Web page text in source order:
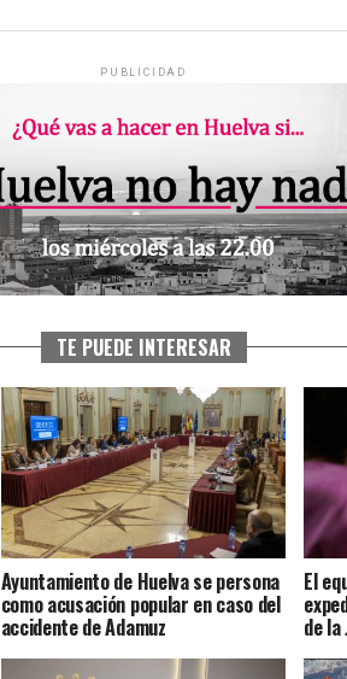
PUBLICIDAD
TE PUEDE INTERESAR
Ayuntamiento de Huelva se persona
como acusación popular en caso del
accidente de Adamuz
El
de la